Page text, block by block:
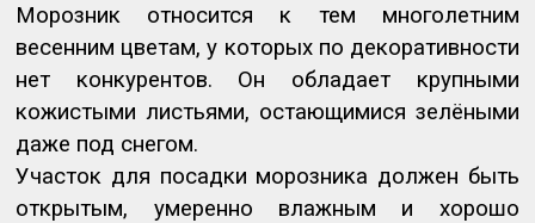
Морозник относится к тем многолетним
весенним цветам, у которых по декоративности
нет конкурентов. Он обладает крупными
кожистыми листьями, остающимися зелёными
даже под снегом.
Участок для посадки морозника должен быть
открытым, умеренно влажным и хорошо